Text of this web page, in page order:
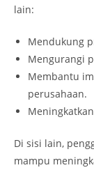
lain:
Mendukung
Mengurangi
Membantu
perusahaan.
Di sisi lain,
mampu